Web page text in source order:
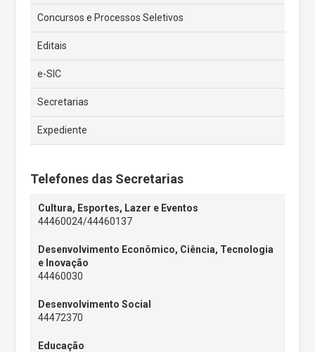
Concursos e Processos Seletivos
Editais
e-SIC
Secretarias
Expediente
Telefones das Secretarias
Cultura, Esportes, Lazer e Eventos
44460024/44460137
Desenvolvimento Econômico, Ciência, Tecnologia
e Inovação
44460030
Desenvolvimento Social
44472370
Educação